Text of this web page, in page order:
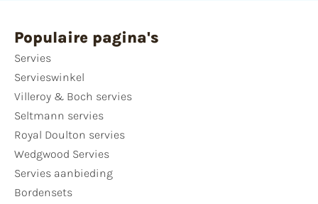
Populaire pagina's
Servies
Servieswinkel
Villeroy & Boch servies
Seltmann servies
Royal Doulton servies
Wedgwood Servies
Servies aanbieding
Bordensets